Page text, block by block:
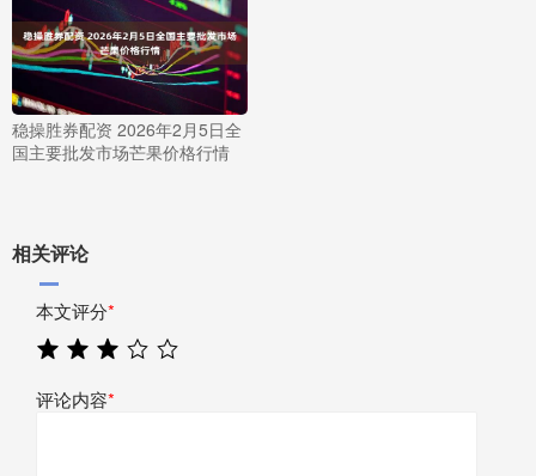
稳操胜券配资 2026年2月5日全
国主要批发市场芒果价格行情
相关评论
本文评分*
评论内容*